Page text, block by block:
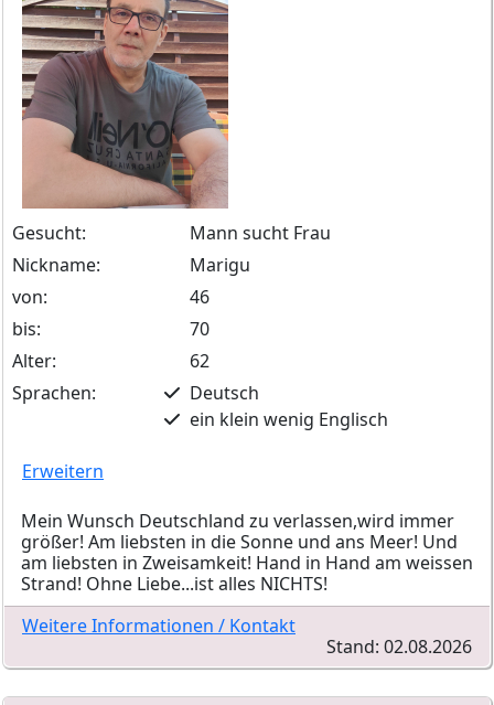
Gesucht:
Mann sucht Frau
Nickname:
Marigu
von:
46
bis:
70
Alter:
62
Sprachen:
Deutsch
ein klein wenig Englisch
Erweitern
Mein Wunsch Deutschland zu verlassen,wird immer
größer! Am liebsten in die Sonne und ans Meer! Und
am liebsten in Zweisamkeit! Hand in Hand am weissen
Strand! Ohne Liebe...ist alles NICHTS!
Weitere Informationen / Kontakt
Stand: 02.08.2026